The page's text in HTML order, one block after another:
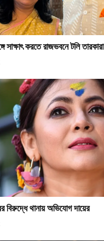
সাক্ষাৎ করতে রাজভবনে টলি তারকারা
বিরুদ্ধে থানায় অভিযোগ দায়ের